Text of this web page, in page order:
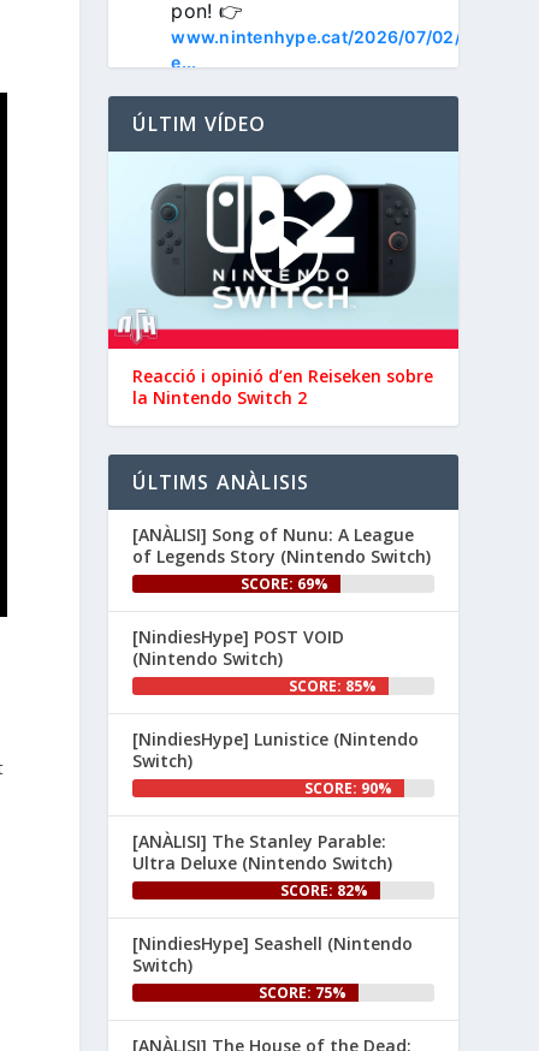
www.nintenhype.cat/2026/07/02/
e...
3
Nintenhype.Cat @nintenhype.cat⋅
1m
📅 Devil May Cry V,
Wanderstop, Citizen Sleeper 2,
i molt més, aquesta setmana a
#NintendoSwitch2
👉
www.nintenhype.cat/2026/06/26/
d...
Nintenhype.Cat @nintenhype.cat
1m
Nintendo:
ÚLTIM VÍDEO
Reacció i opinió d’en ‪Reiseken‬ sobre
la Nintendo Switch 2
ÚLTIMS ANÀLISIS
[ANÀLISI] Song of Nunu: A League
of Legends Story (Nintendo Switch)
SCORE: 69%
[NindiesHype] POST VOID
(Nintendo Switch)
SCORE: 85%
[NindiesHype] Lunistice (Nintendo
Switch)
SCORE: 90%
[ANÀLISI] The Stanley Parable:
Ultra Deluxe (Nintendo Switch)
SCORE: 82%
[NindiesHype] Seashell (Nintendo
Switch)
SCORE: 75%
[ANÀLISI] The House of the Dead: